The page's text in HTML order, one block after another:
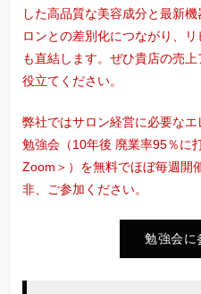
した高品質な美容成分と最新
ロンとの差別化につながり、
も直結します。ぜひ貴店の売
役立てください。
弊社ではサロン経営に必要な
勉強会（10年後 廃業率95％に
Zoom＞）を無料でほぼ毎週開
非、ご参加ください。
勉強会に